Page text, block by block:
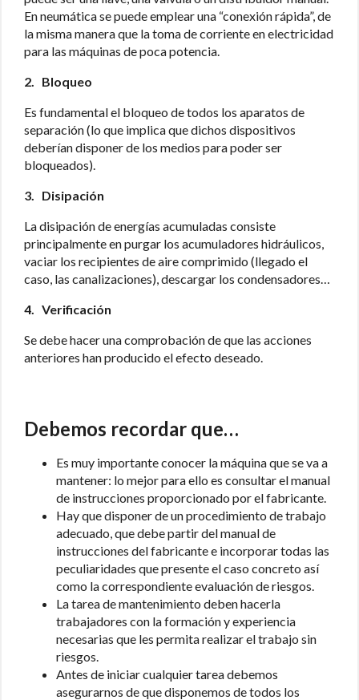
En neumática se puede emplear una “conexión rápida”, de
la misma manera que la toma de corriente en electricidad
para las máquinas de poca potencia.
2. Bloqueo
Es fundamental el bloqueo de todos los aparatos de
separación (lo que implica que dichos dispositivos
deberían disponer de los medios para poder ser
bloqueados).
3. Disipación
La disipación de energías acumuladas consiste
principalmente en purgar los acumuladores hidráulicos,
vaciar los recipientes de aire comprimido (llegado el
caso, las canalizaciones), descargar los condensadores…
4. Verificación
Se debe hacer una comprobación de que las acciones
anteriores han producido el efecto deseado.
Debemos recordar que…
Es muy importante conocer la máquina que se va a
mantener: lo mejor para ello es consultar el manual
de instrucciones proporcionado por el fabricante.
Hay que disponer de un procedimiento de trabajo
adecuado, que debe partir del manual de
instrucciones del fabricante e incorporar todas las
peculiaridades que presente el caso concreto así
como la correspondiente evaluación de riesgos.
La tarea de mantenimiento deben hacerla
trabajadores con la formación y experiencia
necesarias que les permita realizar el trabajo sin
riesgos.
Antes de iniciar cualquier tarea debemos
asegurarnos de que disponemos de todos los